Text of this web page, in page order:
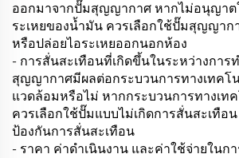
ออกมาจากปั๊มสุญญากาศ หากไม่อนุญาต
ระเหยของน้ำมัน ควรเลือกใช้ปั๊มสุญญา
หรือปล่อยไอระเหยออกนอกห้อง
- การสั่นสะเทือนที่เกิดขึ้นในระหว่างการ
สุญญากาศมีผลต่อกระบวนการทางเทคโ
แวดล้อมหรือไม่ หากกระบวนการทางเท
ควรเลือกใช้ปั๊มแบบไม่เกิดการสั่นสะเทือ
ป้องกันการสั่นสะเทือน
- ราคา ค่าดำเนินงาน และค่าใช้จ่ายในก